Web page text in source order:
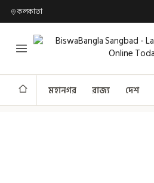
কলকাতা
মহানগর রাজ্য দেশ